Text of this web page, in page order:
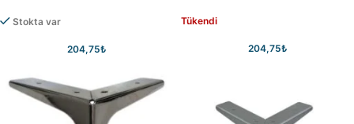
Stokta var
204,75₺
Tükendi
204,75₺